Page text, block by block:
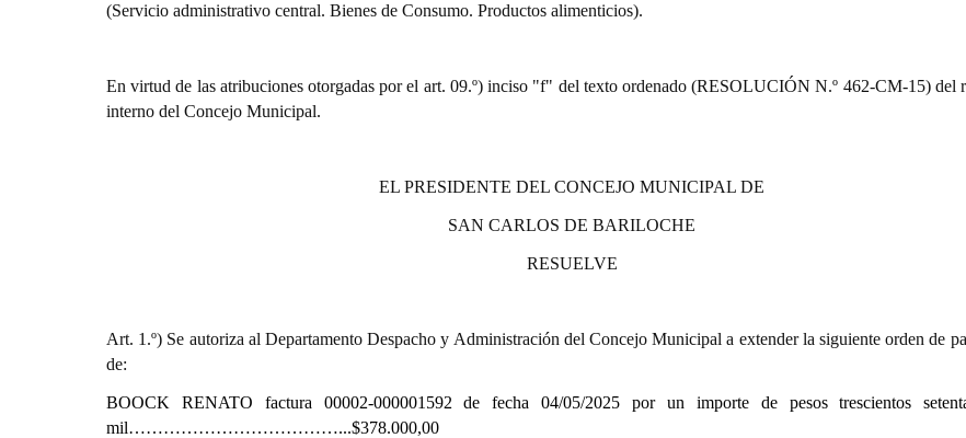
(Servicio administrativo central. Bienes de Consumo. Productos alimenticios).
En virtud de las atribuciones otorgadas por el art. 09.º) inciso "f" del texto ordenado (RESOLUCIÓN N.º 462-CM-15) del
interno del Concejo Municipal.
EL PRESIDENTE DEL CONCEJO MUNICIPAL DE
SAN CARLOS DE BARILOCHE
RESUELVE
Art. 1.º) Se autoriza al Departamento Despacho y Administración del Concejo Municipal a extender la siguiente orden de
de:
BOOCK RENATO factura 00002-000001592 de fecha 04/05/2025por un importe de pesos trescientos
mil………………………………...$378.000,00